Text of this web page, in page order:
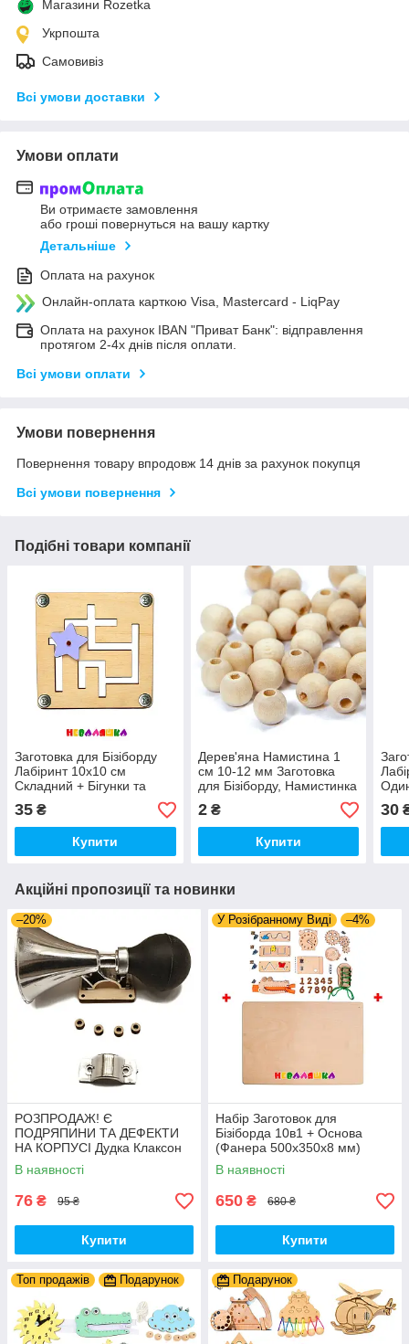
Магазини Rozetka
Укрпошта
Самовивіз
Всі умови доставки
Умови оплати
Ви отримаєте замовлення
або гроші повернуться на вашу картку
Детальніше
Оплата на рахунок
Онлайн-оплата карткою Visa, Mastercard - LiqPay
Оплата на рахунок IBAN "Приват Банк": відправлення
протягом 2-4х днів після оплати.
Всі умови оплати
Умови повернення
Повернення товару впродовж 14 днів за рахунок покупця
Всі умови повернення
Подібні товари компанії
Заготовка для Бізіборду
Лабіринт 10х10 см
Складний + Бігунки та
Самонарізи, Набір для
Бізікубіка
35 ₴
Купити
Дерев'яна Намистина 1
см 10-12 мм Заготовка
для Бізіборду, Намистинка
з Дерева Бусіна
2₴
Купити
+
(Без
30
Акційні пропозиції та новинки
–20%
РОЗПРОДАЖ! Є
ПОДРЯПИНИ ТА ДЕФЕКТИ
НА КОРПУСІ Дудка Клаксон
для Велосипедів 14 см Фа-
Фа Пластик + Гума
В наявності
76 ₴ 95 ₴
Купити
У Розібранному Виді –4%
Набір Заготовок для
Бізіборда 10в1 + Основа
(Фанера 500x350x8 мм)
Базові Деталі, Весь Комплект
- Собери Сам
В наявності
650 ₴ 680 ₴
Купити
Топ продажів Подарунок Подарунок